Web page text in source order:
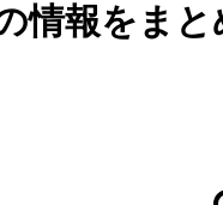
情報をまと